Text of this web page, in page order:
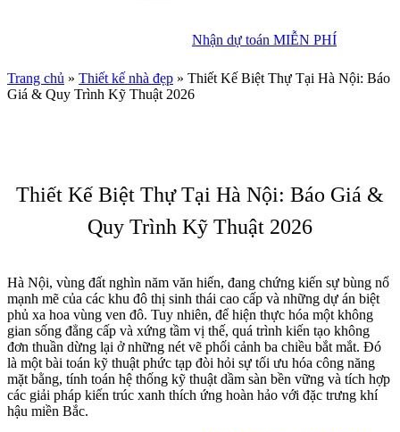
Nhận dự toán MIỄN PHÍ
Trang chủ » Thiết kế nhà đẹp » Thiết Kế Biệt Thự Tại Hà Nội: Báo
Giá & Quy Trình Kỹ Thuật 2026
Thiết Kế Biệt Thự Tại Hà Nội: Báo Giá &
Quy Trình Kỹ Thuật 2026
Hà Nội, vùng đất nghìn năm văn hiến, đang chứng kiến sự bùng nổ
mạnh mẽ của các khu đô thị sinh thái cao cấp và những dự án biệt
phủ xa hoa vùng ven đô. Tuy nhiên, để hiện thực hóa một không
gian sống đẳng cấp và xứng tầm vị thế, quá trình kiến tạo không
đơn thuần dừng lại ở những nét vẽ phối cảnh ba chiều bắt mắt. Đó
là một bài toán kỹ thuật phức tạp đòi hỏi sự tối ưu hóa công năng
mặt bằng, tính toán hệ thống kỹ thuật dầm sàn bền vững và tích hợp
các giải pháp kiến trúc xanh thích ứng hoàn hảo với đặc trưng khí
hậu miền Bắc.